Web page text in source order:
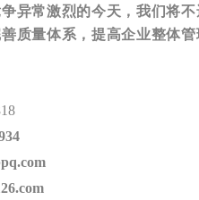
异常激烈的今天，我们将
质量体系，提高企业整体